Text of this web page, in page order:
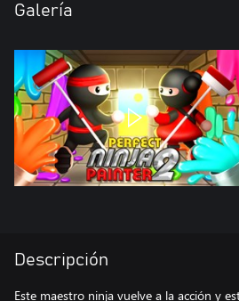
Galería
Descripción
Este maestro ninja vuelve a la acción y